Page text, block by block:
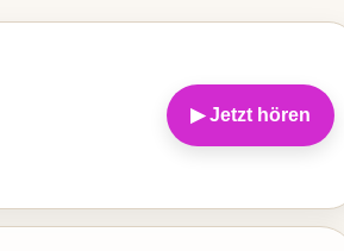
▶ Jetzt hören